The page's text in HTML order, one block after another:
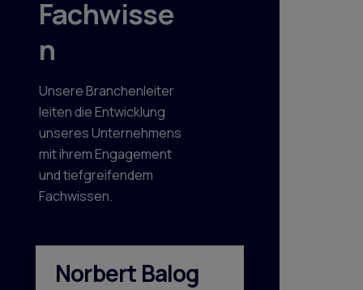
Fachwisse
n
Unsere Branchenleiter
leiten die Entwicklung
unseres Unternehmens
mit ihrem Engagement
und tiefgreifendem
Fachwissen.
Norbert Balog